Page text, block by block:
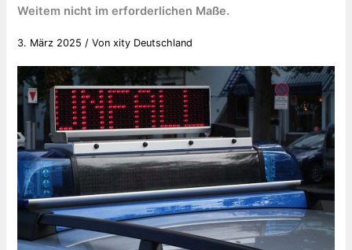
Weitem nicht im erforderlichen Maße.
3. März 2025 / Vonxity Deutschland